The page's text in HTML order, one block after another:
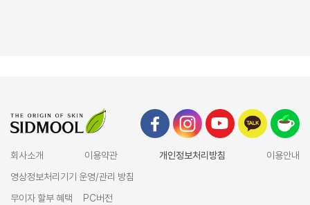
회사소개 이용약관 개인정보처리방침
이용안내
영상정보처리기기 운영/관리 방침
무이자 할부 혜택
PC버전